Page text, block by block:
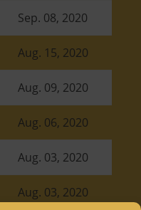
Sep. 08, 2020
Aug. 15, 2020
Aug. 09, 2020
Aug. 06, 2020
Aug. 03, 2020
Aug. 03, 2020